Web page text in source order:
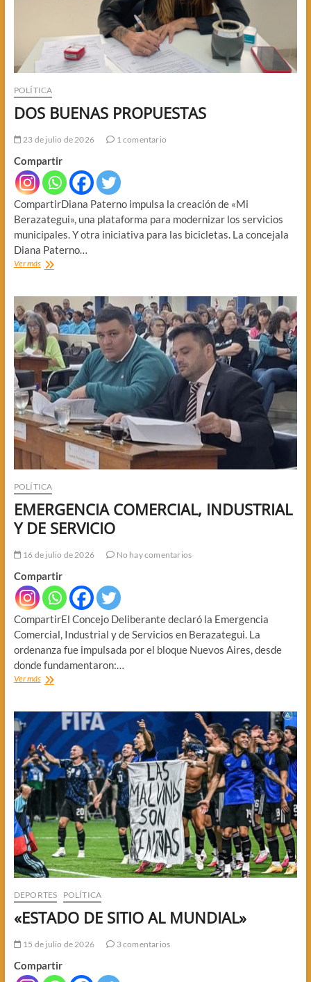
POLÍTICA
DOS BUENAS PROPUESTAS
23 de julio de 2026 1 comentario
Compartir
CompartirDiana Paterno impulsa la creación de «Mi
Berazategui», una plataforma para modernizar los servicios
municipales. Y otra iniciativa para las bicicletas. La concejala
Diana Paterno…
Ver másDOS
POLÍTICA
EMERGENCIA COMERCIAL, INDUSTRIAL
Y DE SERVICIO
16 de julio de 2026 No hay comentarios
Compartir
CompartirEl Concejo Deliberante declaró la Emergencia
Comercial, Industrial y de Servicios en Berazategui. La
ordenanza fue impulsada por el bloque Nuevos Aires, desde
donde fundamentaron:…
Ver másEMERGENCIA
Y
DE
SERVICIO
DEPORTES POLÍTICA
«ESTADO DE SITIO AL MUNDIAL»
15 de julio de 2026 3 comentarios
Compartir